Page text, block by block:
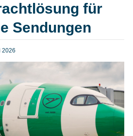
Digitale Ausgabe
Podcast
für
Sendungen
2026